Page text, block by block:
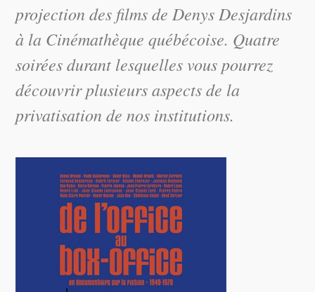
projection des films de Denys Desjardins
à la Cinémathèque québécoise. Quatre
soirées durant lesquelles vous pourrez
découvrir plusieurs aspects de la
privatisation de nos institutions.